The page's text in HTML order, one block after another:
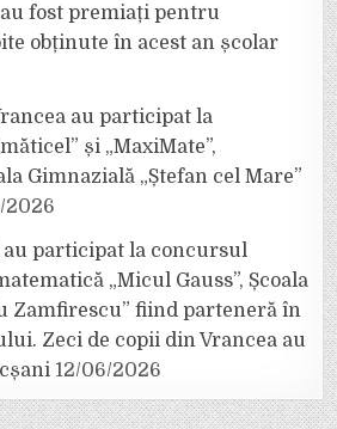
fost premiați pentru
obținute în acest an școlar
au participat la
și „MaxiMate”,
Gimnazială „Ștefan cel Mare”
2026
au participat la concursul
„Micul Gauss”, Școala
Zamfirescu” fiind parteneră în
Zeci de copii din Vrancea au
12/06/2026